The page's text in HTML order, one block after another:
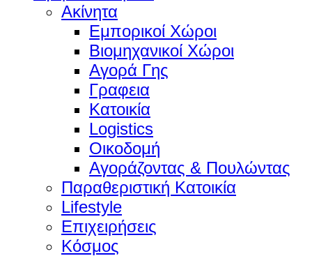
Ακίνητα
Εμπορικοί Χώροι
Βιομηχανικοί Χώροι
Αγορά Γης
Γραφεια
Κατοικία
Logistics
Οικοδομή
Αγοράζοντας & Πουλώντας
Παραθεριστική Κατοικία
Lifestyle
Επιχειρήσεις
Κόσμος